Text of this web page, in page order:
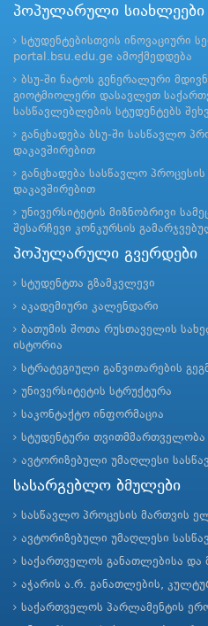
პოპულარული სიახლეები
სტუდენტებისთვის ინოვაციური
portal.bsu.edu.ge ამოქმედდება
ბსუ-ში ნატოს გენერალური
გიოტმიოლერი დასავლეთ
სასწავლებლების სტუდენტებს
განცხადება ბსუ-ში სასწავლო
დაკავშირებით
განცხადება სასწავლო
დაკავშირებით
უნივერსიტეტის მიზნობრივი
შესარჩევი კონკურსის
პოპულარული გვერდები
სტუდენტთა გზამკვლევი
აკადემიური კალენდარი
ბათუმის შოთა რუსთაველის
ისტორია
სტრატეგიული განვითარების
უნივერსიტეტის სტრუქტურა
საკონტაქტო ინფორმაცია
სტუდენტური თვითმმართველობა
ავტორიზებული უმაღლესი
სასარგებლო ბმულები
სასწავლო პროცესის მართვის
ავტორიზებული უმაღლესი
საქართველოს განათლებისა და
აჭარის ა.რ. განათლების,
საქართველოს პარლამენტის